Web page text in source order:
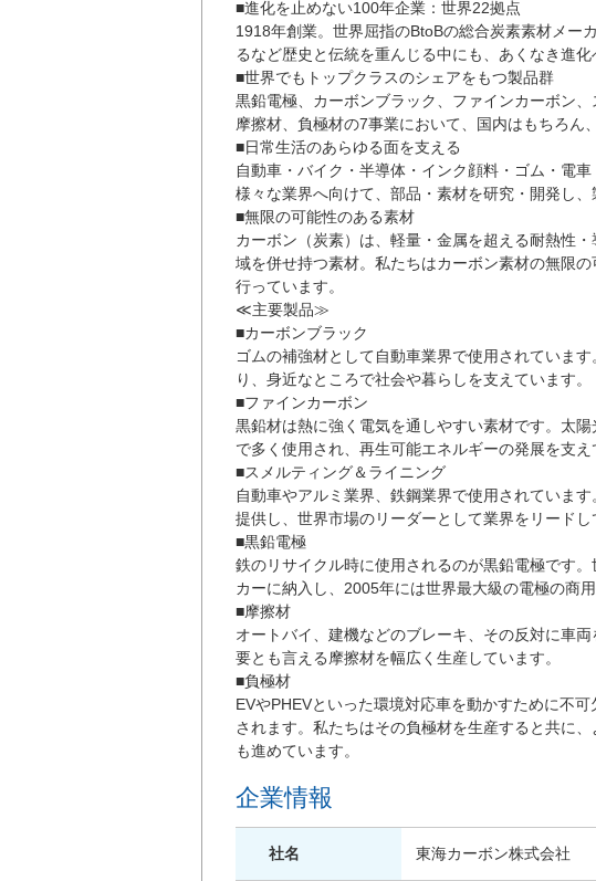
■進化を止めない100年企業：世界22拠点
1918年創業。世界屈指のBtoBの総合炭素素材メー
るなど歴史と伝統を重んじる中にも、あくなき進化
■世界でもトップクラスのシェアをもつ製品群
黒鉛電極、カーボンブラック、ファインカーボン
摩擦材、負極材の7事業において、国内はもちろん
■日常生活のあらゆる面を支える
自動車・バイク・半導体・インク顔料・ゴム・電
様々な業界へ向けて、部品・素材を研究・開発し、
■無限の可能性のある素材
カーボン（炭素）は、軽量・金属を超える耐熱性
域を併せ持つ素材。私たちはカーボン素材の無限
行っています。
≪主要製品≫
■カーボンブラック
ゴムの補強材として自動車業界で使用されていま
り、身近なところで社会や暮らしを支えています。
■ファインカーボン
黒鉛材は熱に強く電気を通しやすい素材です。太
で多く使用され、再生可能エネルギーの発展を支え
■スメルティング＆ライニング
自動車やアルミ業界、鉄鋼業界で使用されていま
提供し、世界市場のリーダーとして業界をリードし
■黒鉛電極
鉄のリサイクル時に使用されるのが黒鉛電極です
カーに納入し、2005年には世界最大級の電極の商
■摩擦材
オートバイ、建機などのブレーキ、その反対に車
要とも言える摩擦材を幅広く生産しています。
■負極材
EVやPHEVといった環境対応車を動かすために不
されます。私たちはその負極材を生産すると共に
も進めています。
企業情報
社名 東海カーボン株式会社